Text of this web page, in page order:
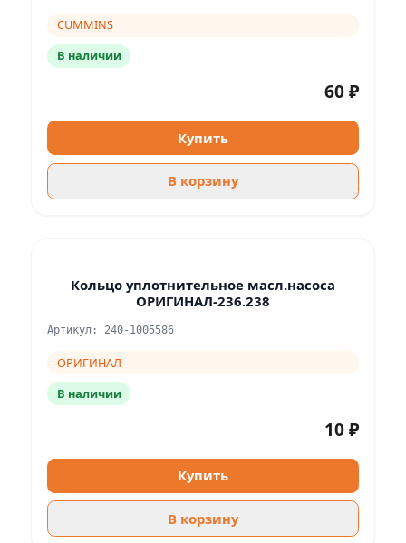
CUMMINS
В наличии
60 ₽
Купить
В корзину
Кольцо уплотнительное масл.насоса
ОРИГИНАЛ-236.238
Артикул: 240-1005586
ОРИГИНАЛ
В наличии
10 ₽
Купить
В корзину